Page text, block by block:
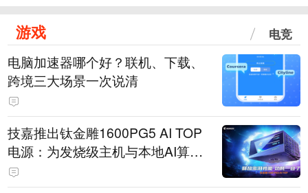
游戏 电竞
电脑加速器哪个好？联机、下载、
跨境三大场景一次说清
技嘉推出钛金雕1600PG5 AI TOP
电源：为发烧级主机与本地AI算力
打造旗舰供电方案